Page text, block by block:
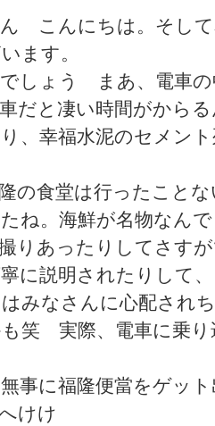
こんにちは。そして
ます。
しょう まあ、電車
だと凄い時間がから
、幸福水泥のセメン
の食堂は行ったこと
ね。海鮮が名物なん
りあったりしてさす
に説明されたりして
みなさんに心配され
笑 実際、電車に乗
事に福隆便當をゲッ
け